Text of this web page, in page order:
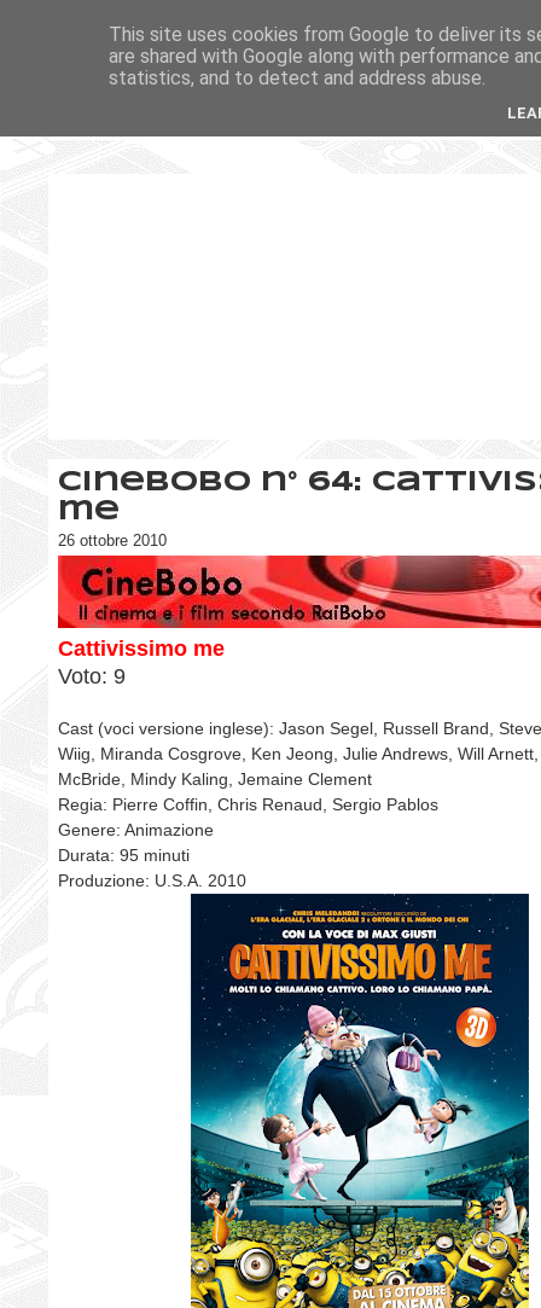
CineBobo n° 64:
me
26 ottobre 2010
Cattivissimo me
Voto: 9
Cast (voci versione inglese): Jason Segel, Russell Brand,
Wiig, Miranda Cosgrove, Ken Jeong, Julie Andrews, Will
McBride, Mindy Kaling, Jemaine Clement
Regia: Pierre Coffin, Chris Renaud, Sergio Pablos
Genere: Animazione
Durata: 95 minuti
Produzione: U.S.A. 2010
This site uses cookies from Google to deliver its
are shared with Google along with performance
statistics, and to detect and address abuse.